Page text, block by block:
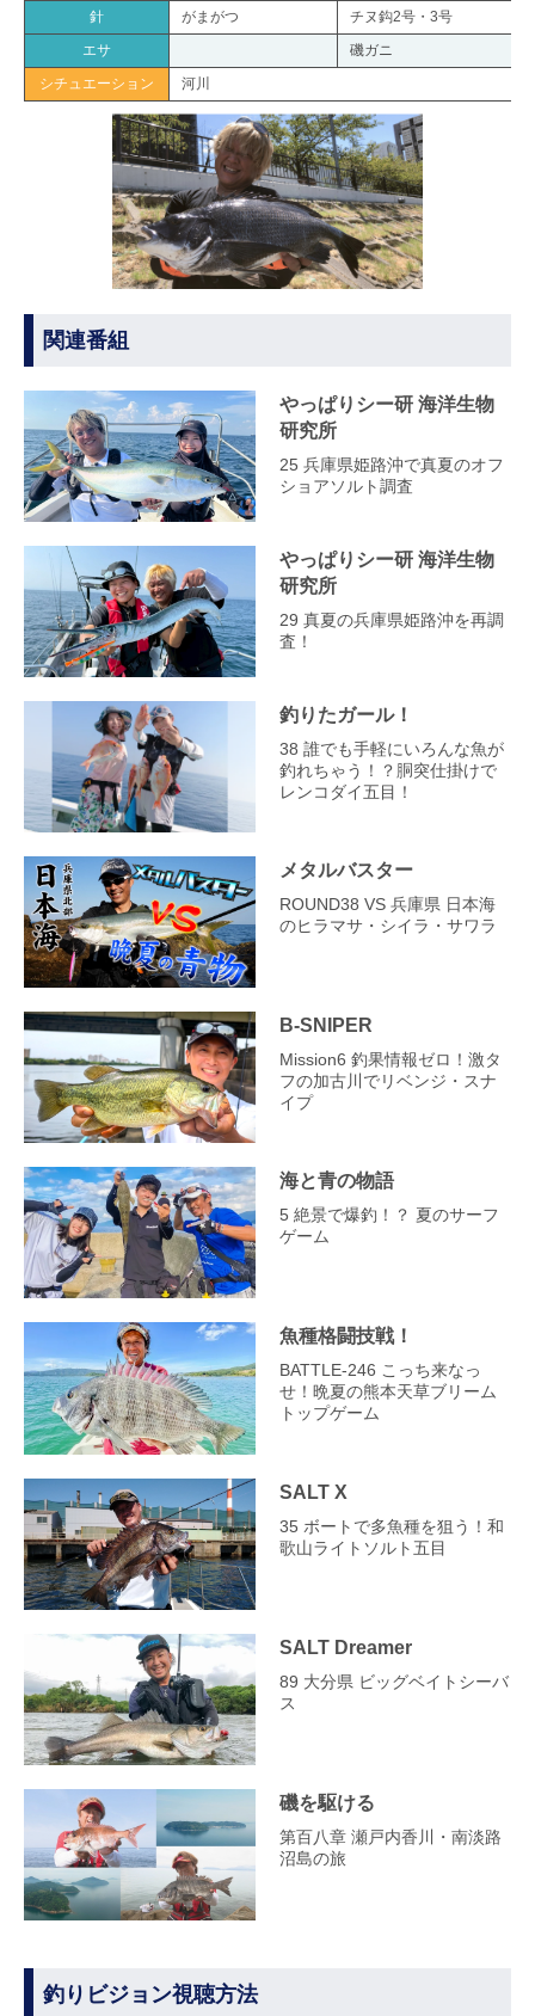
針 がまがつ
チヌ鈎2号・3号
エサ
磯ガニ
シチュエーション
河川
関連番組
やっぱりシー研 海洋生物
研究所
25 兵庫県姫路沖で真夏のオフ
ショアソルト調査
やっぱりシー研 海洋生物
研究所
29 真夏の兵庫県姫路沖を再調
査！
釣りたガール！
38 誰でも手軽にいろんな魚が
釣れちゃう！？胴突仕掛けで
レンコダイ五目！
メタルバスター
ROUND38 VS 兵庫県 日本海
のヒラマサ・シイラ・サワラ
B-SNIPER
Mission6 釣果情報ゼロ！激タ
フの加古川でリベンジ・スナ
イプ
海と青の物語
5 絶景で爆釣！？ 夏のサーフ
ゲーム
魚種格闘技戦！
BATTLE-246 こっち来なっ
せ！晩夏の熊本天草ブリーム
トップゲーム
SALT X
35 ボートで多魚種を狙う！和
歌山ライトソルト五目
SALT Dreamer
89 大分県 ビッグベイトシーバ
ス
磯を駆ける
第百八章 瀬戸内香川・南淡路
沼島の旅
釣りビジョン視聴方法